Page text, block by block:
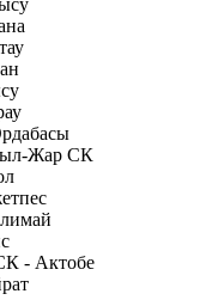
Жар СК
- Актобе